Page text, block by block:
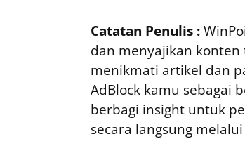
Catatan Penulis :
dan menyajikan
menikmati artikel dan
AdBlock kamu sebagai
berbagi insight untuk
secara langsung